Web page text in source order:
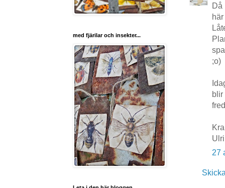
Då
;o)
blir
27
med fjärilar och insekter...